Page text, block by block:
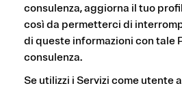
consulenza, aggiorna il tuo
così da permetterci di
di queste informazioni con tale
consulenza.
Se utilizzi i Servizi come utente